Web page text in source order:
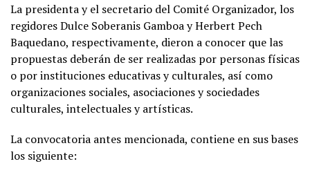
La presidenta y el secretario del Comité Organizador, los
regidores Dulce Soberanis Gamboa y Herbert Pech
Baquedano, respectivamente, dieron a conocer que las
propuestas deberán de ser realizadas por personas físicas
o por instituciones educativas y culturales, así como
organizaciones sociales, asociaciones y sociedades
culturales, intelectuales y artísticas.
La convocatoria antes mencionada, contiene en sus bases
los siguiente: